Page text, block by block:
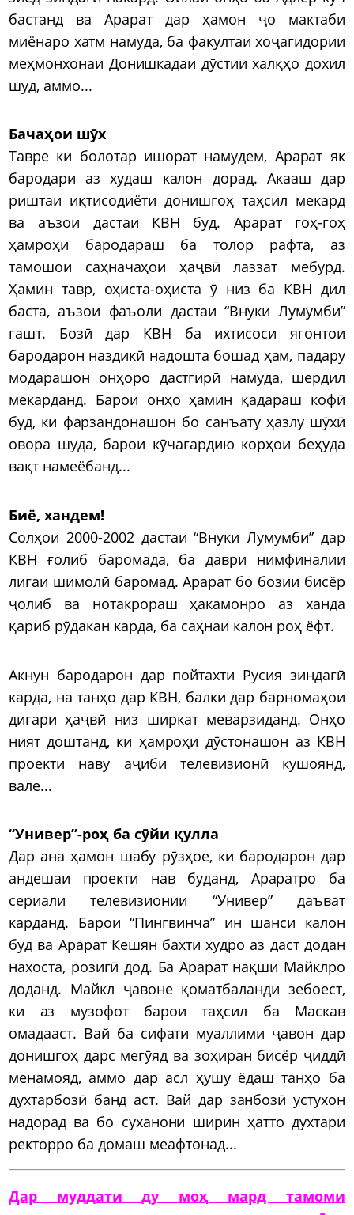
бастанд ва Арарат дар ҳамон ҷо мактаби
миёнаро хатм намуда, ба факултаи хоҷагидории
меҳмонхонаи Донишкадаи дӯстии халқҳо дохил
шуд, аммо...
Бачаҳои шӯх
Тавре ки болотар ишорат намудем, Арарат як
бародари аз худаш калон дорад. Акааш дар
риштаи иқтисодиёти донишгоҳ таҳсил мекард
ва аъзои дастаи КВН буд. Арарат гоҳ-гоҳ
ҳамроҳи бародараш ба толор рафта, аз
тамошои саҳначаҳои ҳаҷвӣ лаззат мебурд.
Ҳамин тавр, оҳиста-оҳиста ӯ низ ба КВН дил
баста, аъзои фаъоли дастаи “Внуки Лумумби”
гашт. Бозӣ дар КВН ба ихтисоси ягонтои
бародарон наздикӣ надошта бошад ҳам, падару
модарашон онҳоро дастгирӣ намуда, шердил
мекарданд. Барои онҳо ҳамин қадараш кофӣ
буд, ки фарзандонашон бо санъату ҳазлу шӯхӣ
овора шуда, барои кӯчагардию корҳои беҳуда
вақт намеёбанд...
Биё, хандем!
Солҳои 2000-2002 дастаи “Внуки Лумумби” дар
КВН ғолиб баромада, ба даври нимфиналии
лигаи шимолӣ баромад. Арарат бо бозии бисёр
ҷолиб ва нотакрораш ҳакамонро аз ханда
қариб рӯдакан карда, ба саҳнаи калон роҳ ёфт.
Акнун бародарон дар пойтахти Русия зиндагӣ
карда, на танҳо дар КВН, балки дар барномаҳои
дигари ҳаҷвӣ низ ширкат меварзиданд. Онҳо
ният доштанд, ки ҳамроҳи дӯстонашон аз КВН
проекти наву аҷиби телевизионӣ кушоянд,
вале...
“Универ”-роҳ ба сӯйи қулла
Дар ана ҳамон шабу рӯзҳое, ки бародарон дар
андешаи проекти нав буданд, Араратро ба
сериали телевизионии “Универ” даъват
карданд. Барои “Пингвинча” ин шанси калон
буд ва Арарат Кешян бахти худро аз даст додан
нахоста, розигӣ дод. Ба Арарат нақши Майклро
доданд. Майкл ҷавоне қоматбаланди зебоест,
ки аз музофот барои таҳсил ба Маскав
омадааст. Вай ба сифати муаллими ҷавон дар
донишгоҳ дарс мегӯяд ва зоҳиран бисёр ҷиддӣ
менамояд, аммо дар асл ҳушу ёдаш танҳо ба
духтарбозӣ банд аст. Вай дар занбозӣ устухон
надорад ва бо суханони ширин ҳатто духтари
ректорро ба домаш меафтонад...
Дар муддати ду моҳ мард тамоми